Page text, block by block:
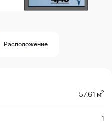
Расположение
57.61 м2
1